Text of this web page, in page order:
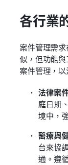
各行業
案件管理需
似，但功能
案件管理，
法律案
庭日期
境中，
醫療與
台來協
通。遵